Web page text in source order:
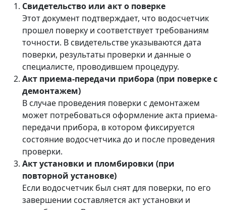
Свидетельство или акт о поверке
Этот документ подтверждает, что водосчетчик
прошел поверку и соответствует требованиям
точности. В свидетельстве указываются дата
поверки, результаты проверки и данные о
специалисте, проводившем процедуру.
Акт приема-передачи прибора (при поверке с
демонтажем)
В случае проведения поверки с демонтажем
может потребоваться оформление акта приема-
передачи прибора, в котором фиксируется
состояние водосчетчика до и после проведения
проверки.
Акт установки и пломбировки (при
повторной установке)
Если водосчетчик был снят для поверки, по его
завершении составляется акт установки и